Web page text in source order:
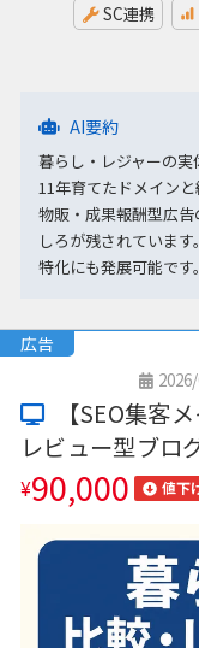
SC連携
AI要約
暮らし・レジャーの実
11年育てたドメイン
物販・成果報酬型広
しろが残されていま
特化にも発展可能です。
広告
【SEO集客
レビュー型ブロ
¥90,000 値下